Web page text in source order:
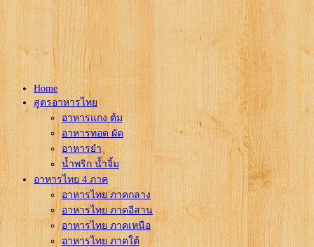
Home
สูตรอาหารไทย
อาหารแกง ต้ม
อาหารทอด ผัด
อาหารยำ
น้ำพริก น้ำจิ้ม
อาหารไทย 4 ภาค
อาหารไทย ภาคกลาง
อาหารไทย ภาคอีสาน
อาหารไทย ภาคเหนือ
อาหารไทย ภาคใต้